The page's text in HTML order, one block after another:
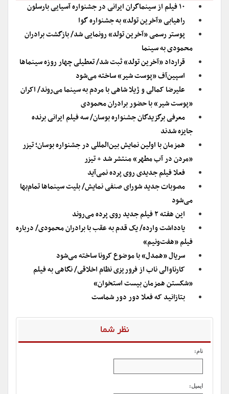
۱۰ فیلم از سینماگران ایرانی در جشنواره آسیایی بارسلون
راهیابی «آخرین تولد» به جشنواره گوا
پوستر رسمی «آخرین تولد» رونمایی شد/ بازگشت برادران
محمودی به سینما
قرارداد «آخرین تولد»‌ ثبت شد/ تعطیلی چهار روزه سینماها
اسپین‌آف «پوست شیر» ساخته می‌شود
علیرضا کمالی و ژیلا شاهی با مردم به سینما می‌روند/ اکران
«پوست شیر» با حضور برادران محمودی
معرفی برگزیدگان جشنواره بوسان/ سه فیلم ایرانی برنده
جایزه شدند
همزمان با اولین نمایش بین‌المللی در جشنواره بوسان؛ تیزر
«مردن در آب مطهر» منتشر شد + تیزر
فعلا فیلم جدیدی روی پرده نمی‌آید
مصوبات جدید شورای صنفی نمایش/ بلیت سینماها تمام‌بها
می‌شود
این هفته ۲ فیلم جدید روی پرده می‌روند
یادداشت وارده/ یک قدم به عقب با برادران محمودی/ درباره
فیلم «هفت‌ونیم»
سریال «همدل» با موضوع کرونا ساخته می‌شود
کارناوالی ناب از فروریزی نظام اخلاقی/ نگاهی به فیلم
«شکستن همزمان بیست استخوان»
بتازانید که فعلا دور دور شماست
نظر شما
نام:
ایمیل: